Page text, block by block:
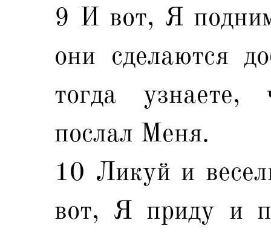
9 И вот, Я
они сделаются
тогда
послал Меня.
10 Ликуй и
вот, Я приду и